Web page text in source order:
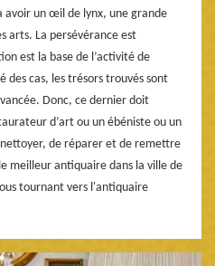
avoir un œil de lynx, une grande
arts. La persévérance est
est la base de l’activité de
des cas, les trésors trouvés sont
Donc, ce dernier doit
d’art ou un ébéniste ou un
de réparer et de remettre
meilleur antiquaire dans la ville de
tournant vers l'antiquaire